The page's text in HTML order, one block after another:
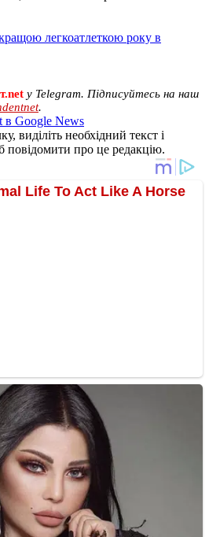
легкоатлеткою року в
у Telegram. Підписуйтесь на наш
.
в Google News
виділіть необхідний текст і
повідомити про це редакцію.